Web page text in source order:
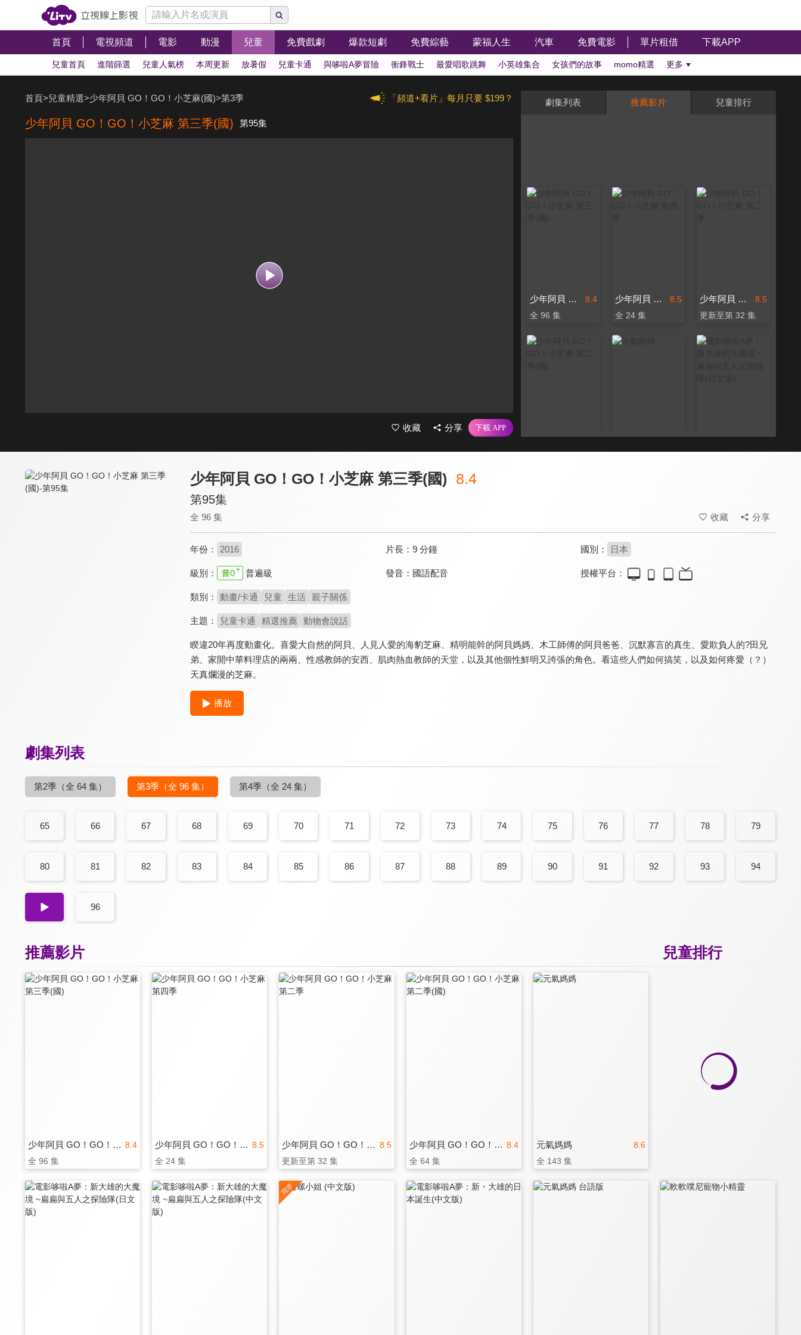
首頁 電視頻道 電影 動漫 兒童 免費戲劇 爆款短劇 免費綜藝 蒙福人生 汽車 免費電影 單片租借 下載APP
兒童首頁 進階篩選 兒童人氣榜 本周更新 放暑假 兒童卡通 與哆啦A夢冒險 衝鋒戰士 最愛唱歌跳舞 小英雄集合 女孩們的故事 momo精選 更多
「頻道+看片」每月只要 $199？
首頁>兒童精選>少年阿貝 GO！GO！小芝麻(國)>第3季
少年阿貝 GO！GO！小芝麻 第三季(國) 第95集
收藏 分享
劇集列表 推薦影片 兒童排行
8.4
少年阿貝 GO！GO！小芝麻 第三季(國)
全 96 集
8.5
少年阿貝 GO！GO！小芝麻 第四季
全 24 集
8.5
少年阿貝 GO！GO！小芝麻 第二季
更新至第 32 集
少年阿貝 GO！GO！小芝麻 第三季(國) 8.4
第95集
全 96 集 收藏 分享
年份： 2016 片長： 9 分鐘 國別： 日本
級別： 普遍級 發音： 國語配音 授權平台：
類別： 動畫/卡通 兒童 生活 親子關係
主題： 兒童卡通 精選推薦 動物會說話
睽違20年再度動畫化。喜愛大自然的阿貝、人見人愛的海豹芝麻、精明能幹的阿貝媽媽、木工師傅的阿貝爸爸、沉默寡言的真生、愛欺負人的?田兄
弟、家開中華料理店的兩兩、性感教師的安西、肌肉熱血教師的天堂，以及其他個性鮮明又誇張的角色。看這些人們如何搞笑，以及如何疼愛（？）
天真爛漫的芝麻。
播放
劇集列表
第2季 （全 64 集） 第3季 （全 96 集） 第4季 （全 24 集）
65 66 67 68 69 70 71 72 73 74 75 76 77 78 79
80 81 82 83 84 85 86 87 88 89 90 91 92 93 94
95 96
兒童排行
推薦影片
8.4
少年阿貝 GO！GO！小芝麻 第三季(國)
全 96 集
8.5
少年阿貝 GO！GO！小芝麻 第四季
全 24 集
8.5
少年阿貝 GO！GO！小芝麻 第二季
更新至第 32 集
8.4
少年阿貝 GO！GO！小芝麻 第二季(國)
全 64 集
8.6
元氣媽媽
全 143 集